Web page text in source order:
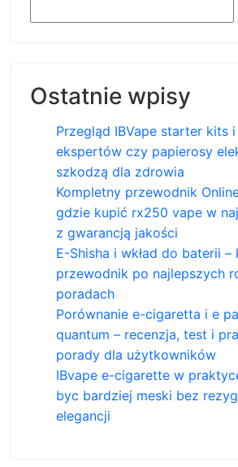
Ostatnie wpisy
Przegląd IBVape starter kits
ekspertów czy papierosy
szkodzą dla zdrowia
Kompletny przewodnik
gdzie kupić rx250 vape w
z gwarancją jakości
E-Shisha i wkład do baterii
przewodnik po najlepszych
poradach
Porównanie e-cigaretta i e
quantum – recenzja, test i
porady dla użytkowników
IBvape e-cigarette w
byc bardziej meski bez
elegancji